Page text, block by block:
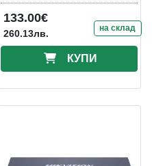
Управляем,
133.00€
260.13лв. на склад
КУПИ